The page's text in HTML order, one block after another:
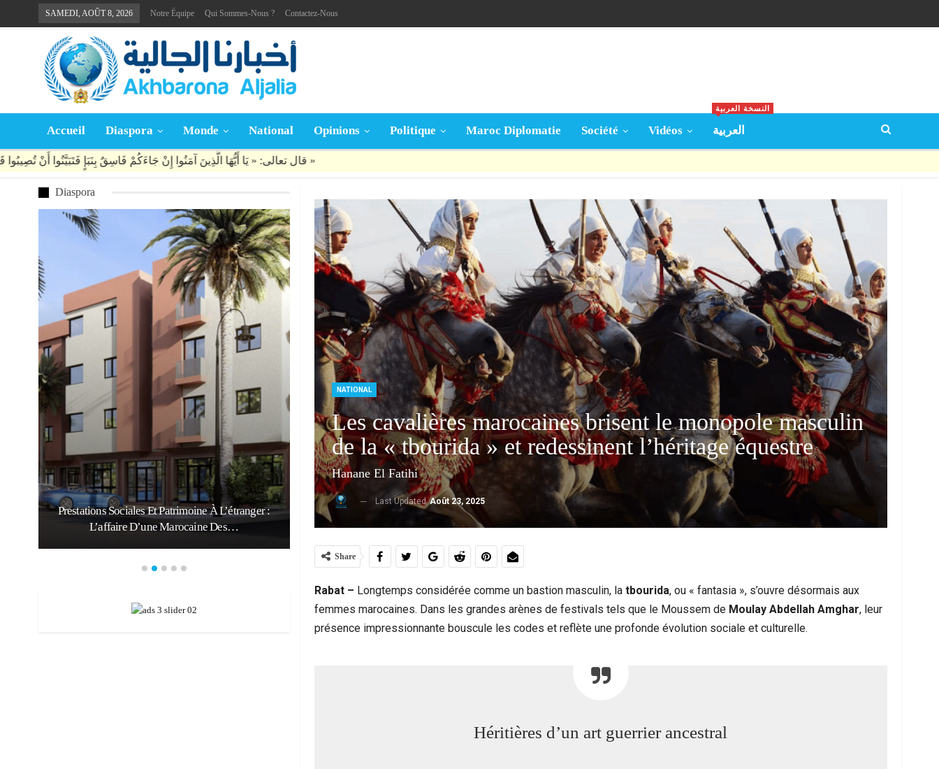
SAMEDI, AOÛT 8, 2026 Notre Équipe Qui Sommes-Nous ? Contactez-Nous
Accueil Diaspora Monde National Opinions Politique Maroc Diplomatie Société Vidéos العربية
النسخة العربية
NATIONAL
Les cavalières marocaines brisent le monopole masculin
de la « tbourida » et redessinent l’héritage équestre
Hanane El Fatihi
Last UpdatedAoût 23, 2025
Share
Rabat – Longtemps considérée comme un bastion masculin, la tbourida, ou « fantasia », s’ouvre désormais aux
femmes marocaines. Dans les grandes arènes de festivals tels que le Moussem de Moulay Abdellah Amghar, leur
présence impressionnante bouscule les codes et reflète une profonde évolution sociale et culturelle.
Héritières d’un art guerrier ancestral
Diaspora
Prestations Sociales Et Patrimoine À L’étranger :
L’affaire D’une Marocaine Des…
Ceuta Face À La Crise Des Mineurs Migrants :
Entre Urgence Humanitaire, Tensions…
Violence Urbaine À Bruxelles : Quand Un Geste
Anodin Révèle Les Fractures…